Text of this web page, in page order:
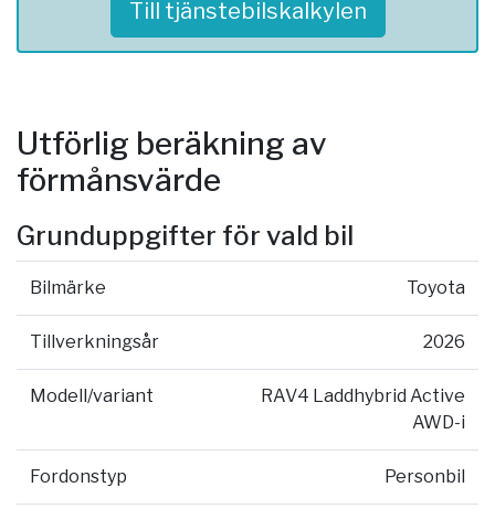
Till tjänstebilskalkylen
Utförlig beräkning av
förmånsvärde
Grunduppgifter för vald bil
Bilmärke Toyota
Tillverkningsår 2026
Modell/variant
RAV4 Laddhybrid Active
AWD-i
Fordonstyp Personbil